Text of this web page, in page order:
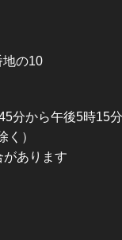
地の10
分から午後5時15
く）
あります